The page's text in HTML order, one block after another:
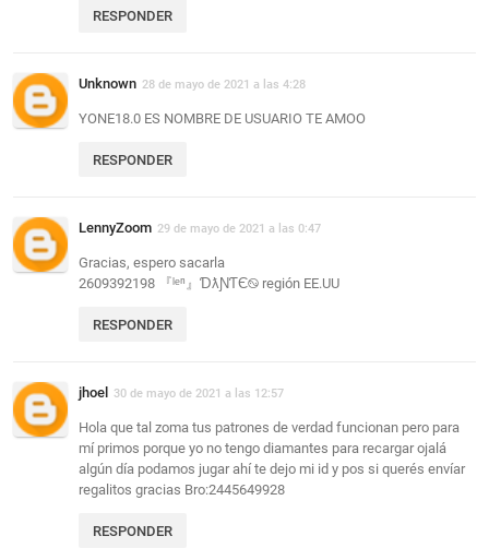
RESPONDER
Unknown 28 de mayo de 2021 a las 4:28
YONE18.0 ES NOMBRE DE USUARIO TE AMOO
RESPONDER
LennyZoom 29 de mayo de 2021 a las 0:47
Gracias, espero sacarla
2609392198 『ˡᵉⁿ』ƊƛƝƬЄ࿊ región EE.UU
RESPONDER
jhoel 30 de mayo de 2021 a las 12:57
Hola que tal zoma tus patrones de verdad funcionan pero para
mí primos porque yo no tengo diamantes para recargar ojalá
algún día podamos jugar ahí te dejo mi id y pos si querés envíar
regalitos gracias Bro:2445649928
RESPONDER